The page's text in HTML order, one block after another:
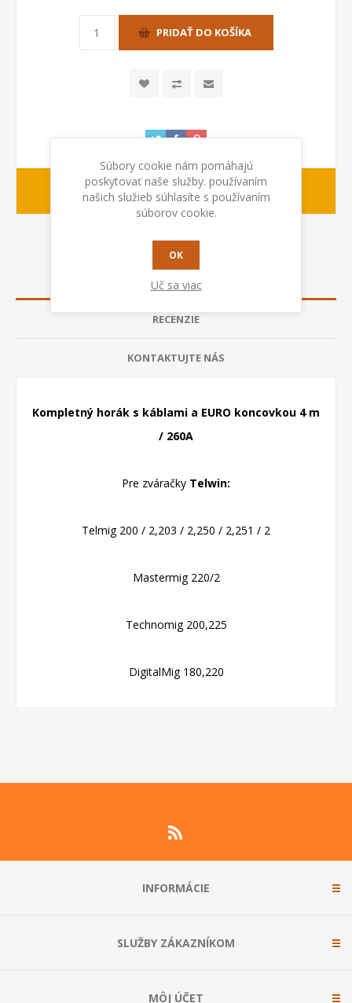
PRIDAŤ DO KOŠÍKA
Dodacia lehota:1-2 dny
POPIS
RECENZIE
KONTAKTUJTE NÁS
Kompletný horák s káblami a EURO koncovkou 4 m
/ 260A
Pre zváračky Telwin:
Telmig 200 / 2,203 / 2,250 / 2,251 / 2
Mastermig 220/2
Technomig 200,225
DigitalMig 180,220
INFORMÁCIE
SLUŽBY ZÁKAZNÍKOM
MÔJ ÚČET
Súbory cookie nám pomáhajú
poskytovať naše služby. používaním
našich služieb súhlasíte s používaním
súborov cookie.
OK
Uč sa viac